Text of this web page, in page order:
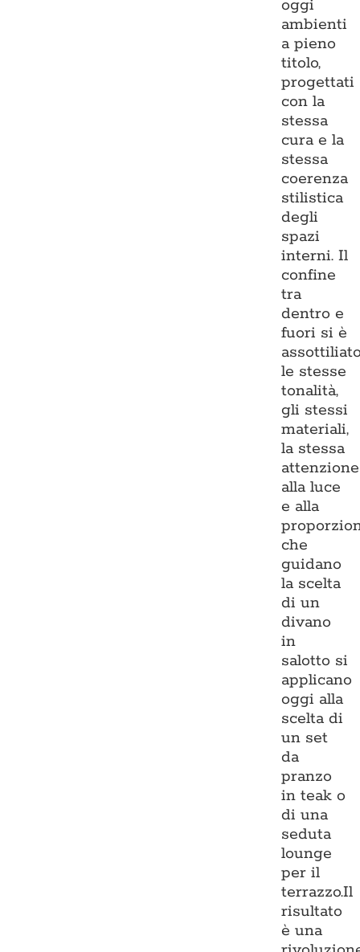
oggi
ambienti
a pieno
titolo,
progettati
con la
stessa
cura e la
stessa
coerenza
stilistica
degli
spazi
interni. Il
confine
tra
dentro e
fuori si è
le stesse
tonalità,
gli stessi
materiali,
la stessa
attenzione
alla luce
e alla
che
guidano
la scelta
di un
divano
in
salotto si
applicano
oggi alla
scelta di
un set
da
pranzo
in teak o
di una
seduta
lounge
per il
terrazzo.Il
risultato
è una